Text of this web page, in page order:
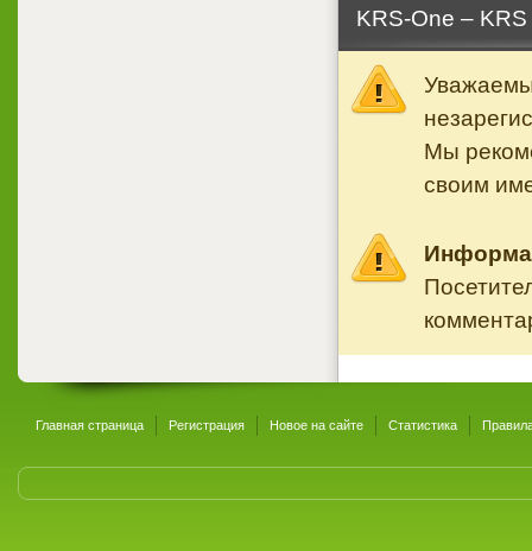
KRS-One ‎–
Мы
своим
Главная страница Регистрация Новое на сайте Статистика